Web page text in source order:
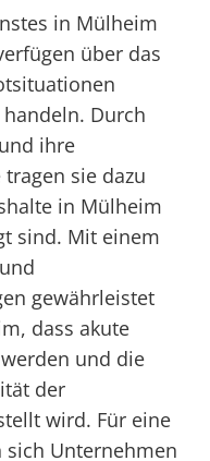
in Mülheim
über das
Durch
ihre
sie dazu
in Mülheim
sind. Mit einem
gewährleistet
dass akute
und die
der
wird. Für eine
Unternehmen